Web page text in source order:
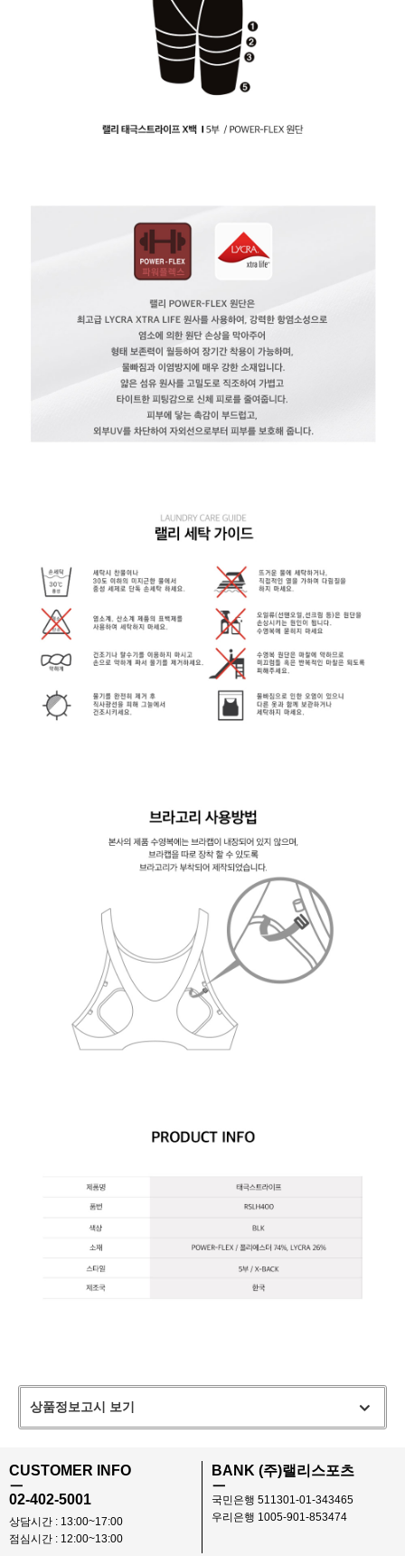
상품정보고시 보기
CUSTOMER INFO
ㅡ
02-402-5001
상담시간 : 13:00~17:00
점심시간 : 12:00~13:00
BANK (주)랠리스포츠
ㅡ
국민은행 511301-01-343465
우리은행 1005-901-853474